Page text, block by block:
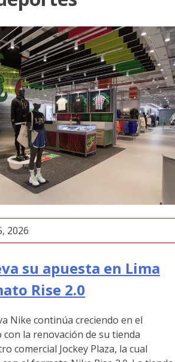
2026
su apuesta en Lima
Rise 2.0
Nike continúa creciendo en el
la renovación de su tienda
comercial Jockey Plaza, la cual